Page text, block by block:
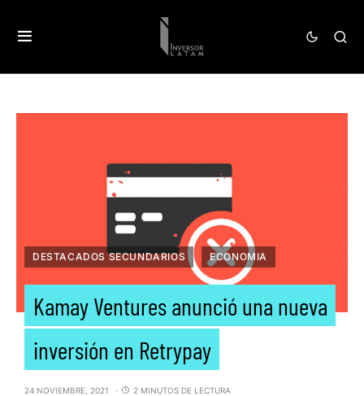
DESTACADOS SECUNDARIOS ECONOMIA
Kamay Ventures anunció una nueva
inversión en Retrypay
24 NOVIEMBRE, 2021 2 MINUTOS DE LECTURA